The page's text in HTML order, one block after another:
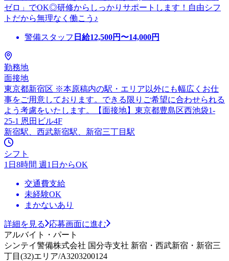
ゼロ」でOK◎研修からしっかりサポートします！自由シフ
トだから無理なく働こう♪
警備スタッフ 日給12,500円〜14,000円
勤務地
面接地
東京都新宿区 ※本原稿内の駅・エリア以外にも幅広くお仕
事をご用意しております。できる限りご希望に合わせられる
よう考慮をいたします。【面接地】東京都豊島区西池袋1-
25-1 恩田ビル4F
新宿駅、西武新宿駅、新宿三丁目駅
シフト
1日8時間 週1日からOK
交通費支給
未経験OK
まかないあり
詳細を見る
応募画面に進む
アルバイト・パート
シンテイ警備株式会社 国分寺支社 新宿・西武新宿・新宿三
丁目(32)エリア/A3203200124